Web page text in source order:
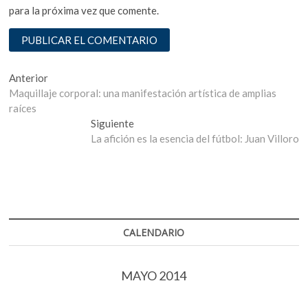
para la próxima vez que comente.
Navegación
de
AnteriorEntrada
anterior:
Maquillaje corporal: una manifestación artística de amplias
raíces
SiguienteEntrada
siguiente:
La afición es la esencia del fútbol: Juan Villoro
CALENDARIO
MAYO 2014